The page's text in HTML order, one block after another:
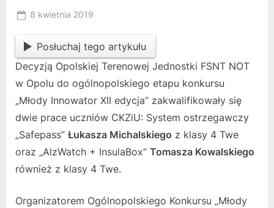
Posted
8 kwietnia 2019
Posłuchaj tego artykułu
Decyzją Opolskiej Terenowej Jednostki FSNT NOT
w Opolu do ogólnopolskiego etapu konkursu
„Młody Innowator XII edycja” zakwalifikowały się
dwie prace uczniów CKZiU: System ostrzegawczy
„Safepass” Łukasza Michalskiego z klasy 4 Twe
oraz „AlzWatch + InsulaBox” Tomasza Kowalskiego
również z klasy 4 Twe.
Organizatorem Ogólnopolskiego Konkursu „Młody